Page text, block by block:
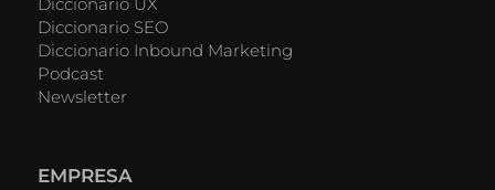
Diccionario SEO
Diccionario Inbound Marketing
Podcast
Newsletter
EMPRESA